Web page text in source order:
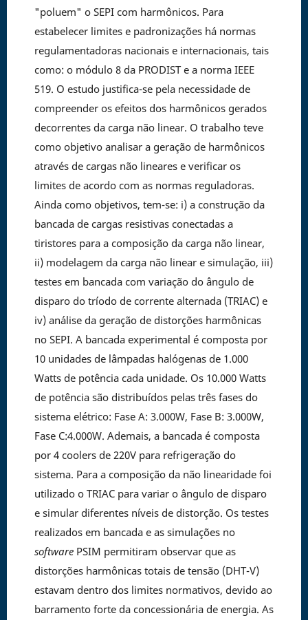
"poluem" o SEPI com harmônicos. Para
estabelecer limites e padronizações há normas
regulamentadoras nacionais e internacionais, tais
como: o módulo 8 da PRODIST e a norma IEEE
519. O estudo justifica-se pela necessidade de
compreender os efeitos dos harmônicos gerados
decorrentes da carga não linear. O trabalho teve
como objetivo analisar a geração de harmônicos
através de cargas não lineares e verificar os
limites de acordo com as normas reguladoras.
Ainda como objetivos, tem-se: i) a construção da
bancada de cargas resistivas conectadas a
tiristores para a composição da carga não linear,
ii) modelagem da carga não linear e simulação, iii)
testes em bancada com variação do ângulo de
disparo do tríodo de corrente alternada (TRIAC) e
iv) análise da geração de distorções harmônicas
no SEPI. A bancada experimental é composta por
10 unidades de lâmpadas halógenas de 1.000
Watts de potência cada unidade. Os 10.000 Watts
de potência são distribuídos pelas três fases do
sistema elétrico: Fase A: 3.000W, Fase B: 3.000W,
Fase C:4.000W. Ademais, a bancada é composta
por 4 coolers de 220V para refrigeração do
sistema. Para a composição da não linearidade foi
utilizado o TRIAC para variar o ângulo de disparo
e simular diferentes níveis de distorção. Os testes
realizados em bancada e as simulações no
software PSIM permitiram observar que as
distorções harmônicas totais de tensão (DHT-V)
estavam dentro dos limites normativos, devido ao
barramento forte da concessionária de energia. As